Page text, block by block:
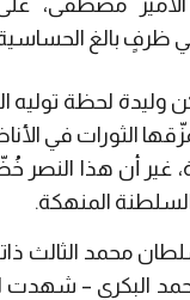
الأمير مصطفى،
ظرفٍ بالغ
وليدة لحظة
الثورات في
غير أن هذا
المنهكة.
محمد الثالث
البكري – شهدت